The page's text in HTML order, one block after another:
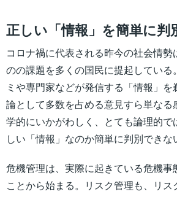
正しい「情報」を簡単に判
コロナ禍に代表される昨今の社会情勢
のの課題を多くの国民に提起している
ミや専門家などが発信する「情報」
論として多数を占める意見すら単なる
学的にいかがわしく、とても論理的で
しい「情報」なのか簡単に判別できな
危機管理は、実際に起きている危機事
ことから始まる。リスク管理も、リス